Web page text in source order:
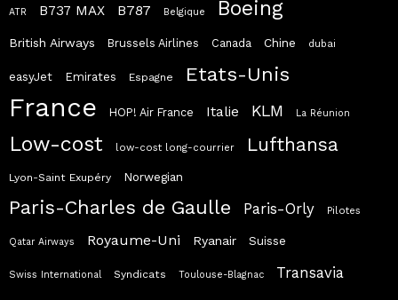
ATR B737 MAX B787 Belgique Boeing
British Airways Brussels Airlines Canada Chine dubai
easyJet Emirates Espagne Etats-Unis
France HOP! Air France Italie KLM La Réunion
Low-cost low-cost long-courrier Lufthansa
Lyon-Saint Exupéry Norwegian
Paris-Charles de Gaulle Paris-Orly Pilotes
Qatar Airways Royaume-Uni Ryanair Suisse
Swiss International Syndicats Toulouse-Blagnac Transavia